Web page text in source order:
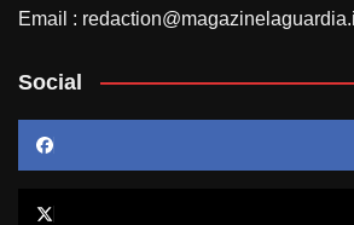
Email :
Social